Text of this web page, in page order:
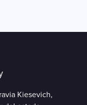
Kiesevich,